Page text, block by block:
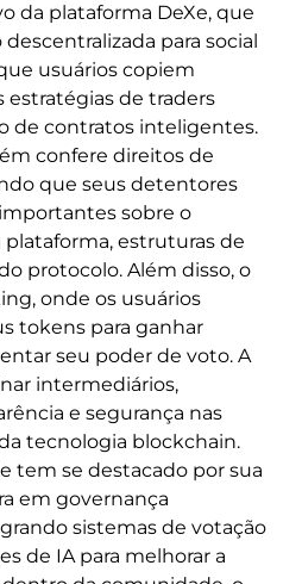
da plataforma DeXe, que
para social
usuários copiem
de traders
de contratos inteligentes.
confere direitos de
que seus detentores
sobre o
estruturas de
protocolo. Além disso, o
onde os usuários
tokens para ganhar
seu poder de voto. A
intermediários,
e segurança nas
tecnologia blockchain.
tem se destacado por sua
em governança
sistemas de votação
de IA para melhorar a